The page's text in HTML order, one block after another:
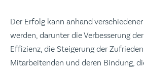
Der Erfolg kann anhand
werden, darunter die Verbesserung
Effizienz, die Steigerung der
Mitarbeitenden und deren Bindung,